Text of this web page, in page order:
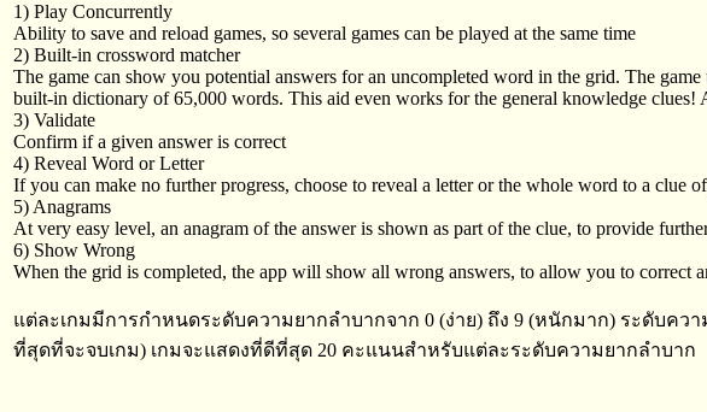
1) Play Concurrently
Ability to save and reload games, so several games can be played at the same time
2) Built-in crossword matcher
The game can show you potential answers for an uncompleted word in the grid. The
built-in dictionary of 65,000 words. This aid even works for the general knowledge
3) Validate
Confirm if a given answer is correct
4) Reveal Word or Letter
If you can make no further progress, choose to reveal a letter or the whole word to a clue
5) Anagrams
At very easy level, an anagram of the answer is shown as part of the clue, to provide
6) Show Wrong
When the grid is completed, the app will show all wrong answers, to allow you to correct
แต่ละเกมมีการกำหนดระดับความยากลำบากจาก 0 (ง่าย) ถึง 9 (หนักมาก) ระดับค
ที่สุดที่จะจบเกม) เกมจะแสดงที่ดีที่สุด 20 คะแนนสำหรับแต่ละระดับความยากลำบาก